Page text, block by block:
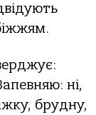
ні,
брудну,